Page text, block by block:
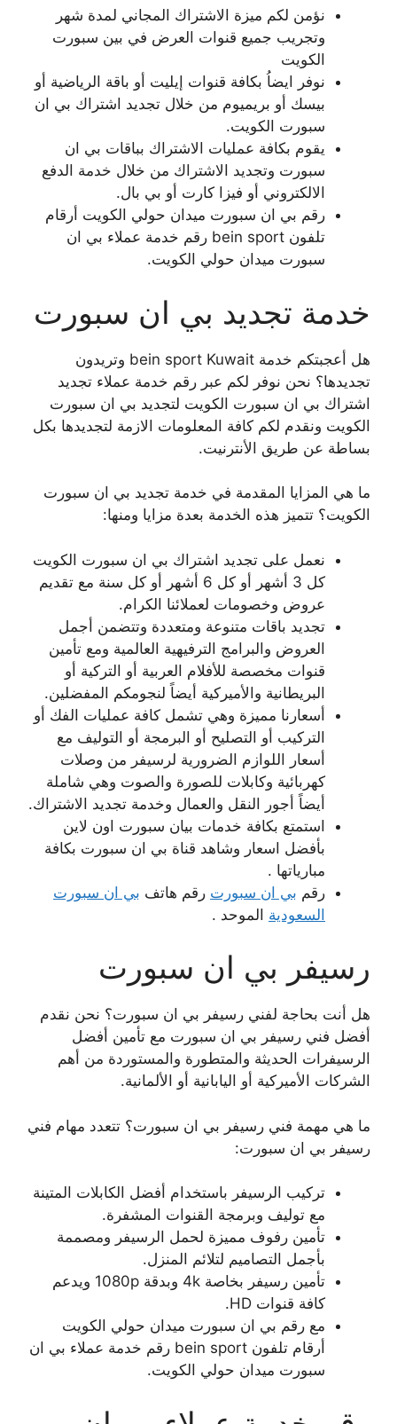
نؤمن لكم ميزة الاشتراك المجاني لمدة شهر
وتجريب جميع قنوات العرض في بين سبورت
الكويت
نوفر ايضاُ بكافة قنوات إيليت أو باقة الرياضية أو
بيسك أو بريميوم من خلال تجديد اشتراك بي ان
سبورت الكويت.
يقوم بكافة عمليات الاشتراك بباقات بي ان
سبورت وتجديد الاشتراك من خلال خدمة الدفع
الالكتروني أو فيزا كارت أو بي بال.
رقم بي ان سبورت ميدان حولي الكويت أرقام
تلفون bein sport رقم خدمة عملاء بي ان
سبورت ميدان حولي الكويت.
خدمة تجديد بي ان سبورت
هل أعجبتكم خدمة bein sport Kuwait وتريدون
تجديدها؟ نحن نوفر لكم عبر رقم خدمة عملاء تجديد
اشتراك بي ان سبورت الكويت لتجديد بي ان سبورت
الكويت ونقدم لكم كافة المعلومات الازمة لتجديدها بكل
بساطة عن طريق الأنترنيت.
ما هي المزايا المقدمة في خدمة تجديد بي ان سبورت
الكويت؟ تتميز هذه الخدمة بعدة مزايا ومنها:
نعمل على تجديد اشتراك بي ان سبورت الكويت
كل 3 أشهر أو كل 6 أشهر أو كل سنة مع تقديم
عروض وخصومات لعملائنا الكرام.
تجديد باقات متنوعة ومتعددة وتتضمن أجمل
العروض والبرامج الترفيهية العالمية ومع تأمين
قنوات مخصصة للأفلام العربية أو التركية أو
البريطانية والأميركية أيضاً لنجومكم المفضلين.
أسعارنا مميزة وهي تشمل كافة عمليات الفك أو
التركيب أو التصليح أو البرمجة أو التوليف مع
أسعار اللوازم الضرورية لرسيفر من وصلات
كهربائية وكابلات للصورة والصوت وهي شاملة
أيضاً أجور النقل والعمال وخدمة تجديد الاشتراك.
استمتع بكافة خدمات بيان سبورت اون لاين
بأفضل اسعار وشاهد قناة بي ان سبورت بكافة
مبارياتها .
رقم بي ان سبورت رقم هاتف بي ان سبورت
السعودية الموحد .
رسيفر بي ان سبورت
هل أنت بحاجة لفني رسيفر بي ان سبورت؟ نحن نقدم
أفضل فني رسيفر بي ان سبورت مع تأمين أفضل
الرسيفرات الحديثة والمتطورة والمستوردة من أهم
الشركات الأميركية أو اليابانية أو الألمانية.
ما هي مهمة فني رسيفر بي ان سبورت؟ تتعدد مهام فني
رسيفر بي ان سبورت:
تركيب الرسيفر باستخدام أفضل الكابلات المتينة
مع توليف وبرمجة القنوات المشفرة.
تأمين رفوف مميزة لحمل الرسيفر ومصممة
بأجمل التصاميم لتلائم المنزل.
تأمين رسيفر بخاصة 4k وبدقة 1080p ويدعم
كافة قنوات HD.
مع رقم بي ان سبورت ميدان حولي الكويت
أرقام تلفون bein sport رقم خدمة عملاء بي ان
سبورت ميدان حولي الكويت.